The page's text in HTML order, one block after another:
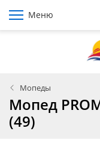
Меню
Мопеды
Мопед
(49)